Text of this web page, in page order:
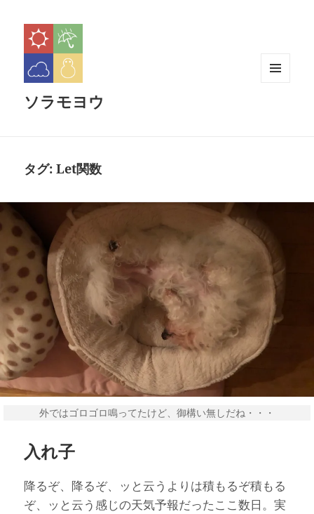
ソラモヨウ
タグ:Let関数
外ではゴロゴロ鳴ってたけど、御構い無しだね・・・
入れ子
降るぞ、降るぞ、ッと云うよりは積もるぞ積もる
ぞ、ッと云う感じの天気予報だったここ数日。実